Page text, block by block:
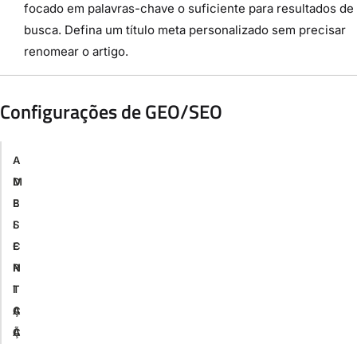
focado em palavras-chave o suficiente para resultados de
busca. Defina um título meta personalizado sem precisar
renomear o artigo.
Configurações de GEO/SEO
A
M
B
I
E
N
T
A
Ç
D
E
S
C
R
I
Ç
Ã